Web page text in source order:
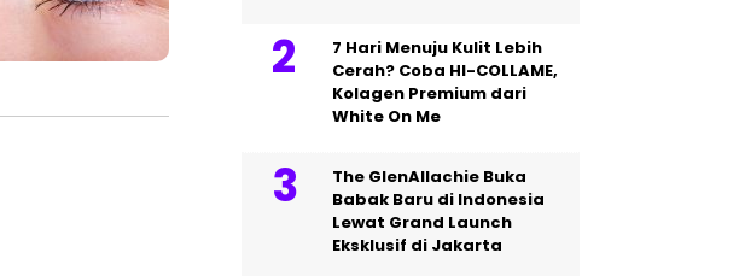
7 Hari Menuju Kulit Lebih
Cerah? Coba HI-COLLAME,
Kolagen Premium dari
White On Me
The GlenAllachie Buka
Babak Baru di Indonesia
Lewat Grand Launch
Eksklusif di Jakarta